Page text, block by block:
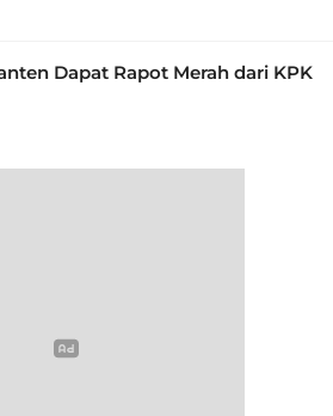
Dapat Rapot Merah dari KPK